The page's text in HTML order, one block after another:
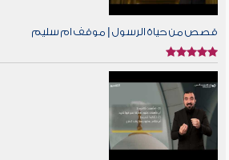
قصص من حياة الرسول | موقف ام سليم